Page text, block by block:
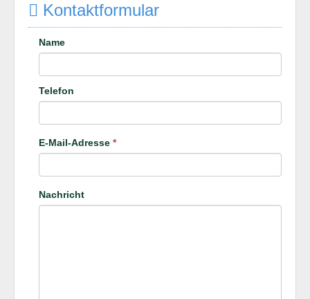
Kontaktformular
Name
Telefon
E-Mail-Adresse *
Nachricht